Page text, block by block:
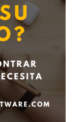
Productos /